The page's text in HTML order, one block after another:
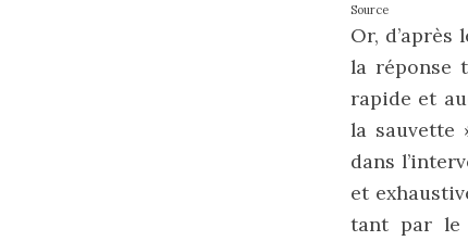
Source
Or,
la réponse
rapide et
la sauvette
dans
et
tant par le